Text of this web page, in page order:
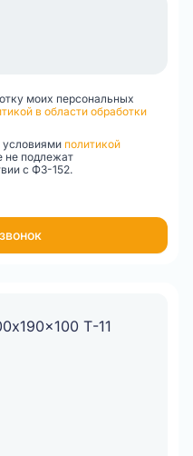
моих персональных
в области обработки
политикой
не подлежат
с ФЗ-152.